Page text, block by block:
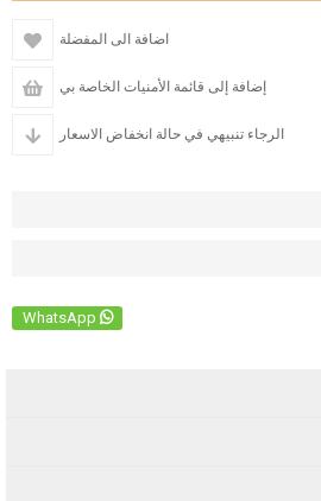
اضافة الى المفضلة
إضافة إلى قائمة الأمنيات الخاصة بي
الرجاء تنبيهي في حالة انخفاض الاسعار
WhatsApp